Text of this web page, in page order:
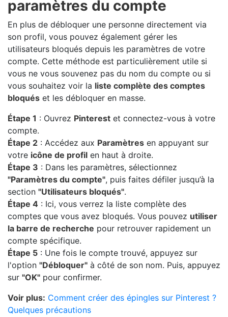
paramètres du compte
En plus de débloquer une personne directement via
son profil, vous pouvez également gérer les
utilisateurs bloqués depuis les paramètres de votre
compte. Cette méthode est particulièrement utile si
vous ne vous souvenez pas du nom du compte ou si
vous souhaitez voir la liste complète des comptes
bloqués et les débloquer en masse.
Étape 1 : Ouvrez Pinterest et connectez-vous à votre
compte.
Étape 2 : Accédez aux Paramètres en appuyant sur
votre icône de profil en haut à droite.
Étape 3 : Dans les paramètres, sélectionnez
"Paramètres du compte", puis faites défiler jusqu’à la
section "Utilisateurs bloqués".
Étape 4 : Ici, vous verrez la liste complète des
comptes que vous avez bloqués. Vous pouvez utiliser
la barre de recherche pour retrouver rapidement un
compte spécifique.
Étape 5 : Une fois le compte trouvé, appuyez sur
l'option "Débloquer" à côté de son nom. Puis, appuyez
sur "OK" pour confirmer.
Voir plus: Comment créer des épingles sur Pinterest ?
Quelques précautions